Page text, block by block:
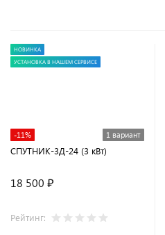
НОВИНКА
УСТАНОВКА В НАШЕМ СЕРВИСЕ
-11% 1 вариант
СПУТНИК-3Д-24 (3 кВт)
18 500 ₽
Рейтинг: